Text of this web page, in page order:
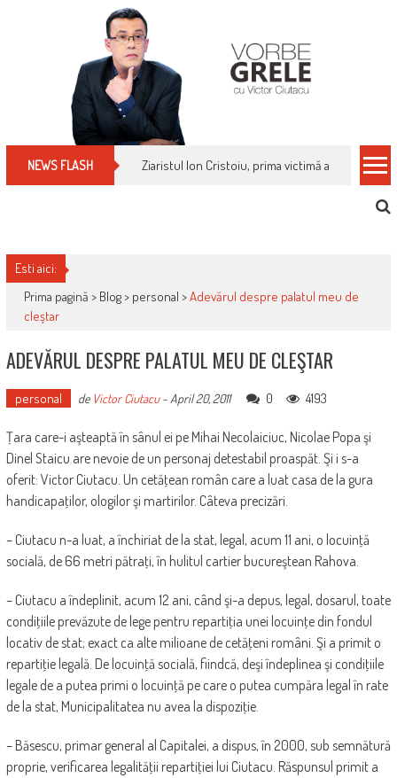
NEWS FLASH Ziaristul Ion Cristoiu, prima victimă a noi
Esti aici:
Prima pagină > Blog> personal >Adevărul despre palatul meu de
cleştar
ADEVĂRUL DESPRE PALATUL MEU DE CLEŞTAR
personal de Victor Ciutacu-April 20, 2011 0 4193
Ţara care-i aşteaptă în sânul ei pe Mihai Necolaiciuc, Nicolae Popa şi
Dinel Staicu are nevoie de un personaj detestabil proaspăt. Şi i s-a
oferit: Victor Ciutacu. Un cetăţean român care a luat casa de la gura
handicapaţilor, ologilor şi martirilor. Câteva precizări.
– Ciutacu n-a luat, a închiriat de la stat, legal, acum 11 ani, o locuinţă
socială, de 66 metri pătraţi, în hulitul cartier bucureştean Rahova.
– Ciutacu a îndeplinit, acum 12 ani, când şi-a depus, legal, dosarul, toate
condiţiile prevăzute de lege pentru repartiţia unei locuinţe din fondul
locativ de stat; exact ca alte milioane de cetăţeni români. Şi a primit o
repartiţie legală. De locuinţă socială, fiindcă, deşi îndeplinea şi condiţiile
legale de a putea primi o locuinţă pe care o putea cumpăra legal în rate
de la stat, Municipalitatea nu avea la dispoziţie.
– Băsescu, primar general al Capitalei, a dispus, în 2000, sub semnătură
proprie, verificarea legalităţii repartiţiei lui Ciutacu. Răspunsul primit a